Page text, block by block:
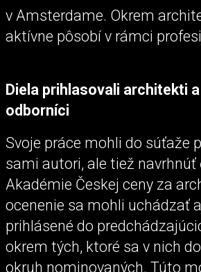
v Amsterdame. Okrem
aktívne pôsobí v rámci
Diela prihlasovali architekti
odborníci
Svoje práce mohli do súťaže
sami autori, ale tiež navrhnúť
Akadémie Českej ceny za
ocenenie sa mohli uchádzať
prihlásené do
okrem tých, ktoré sa v nich
okruh nominovaných. Túto